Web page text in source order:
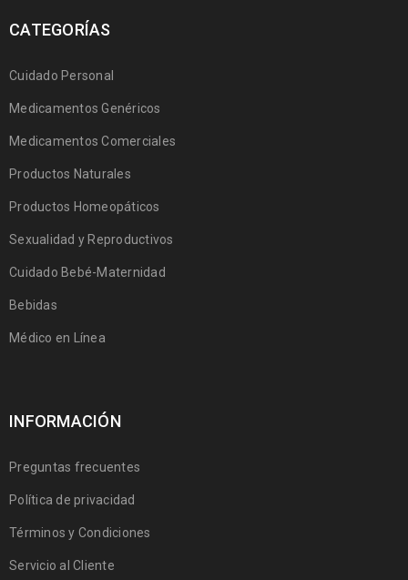
CATEGORÍAS
Cuidado Personal
Medicamentos Genéricos
Medicamentos Comerciales
Productos Naturales
Productos Homeopáticos
Sexualidad y Reproductivos
Cuidado Bebé-Maternidad
Bebidas
Médico en Línea
INFORMACIÓN
Preguntas frecuentes
Política de privacidad
Términos y Condiciones
Servicio al Cliente